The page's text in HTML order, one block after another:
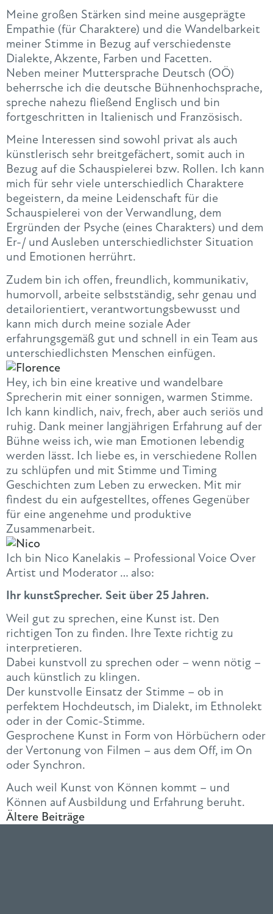
Meine großen Stärken sind meine ausgeprägte
Empathie (für Charaktere) und die Wandelbarkeit
meiner Stimme in Bezug auf verschiedenste
Dialekte, Akzente, Farben und Facetten.
Neben meiner Muttersprache Deutsch (OÖ)
beherrsche ich die deutsche Bühnenhochsprache,
spreche nahezu fließend Englisch und bin
fortgeschritten in Italienisch und Französisch.
Meine Interessen sind sowohl privat als auch
künstlerisch sehr breitgefächert, somit auch in
Bezug auf die Schauspielerei bzw. Rollen. Ich kann
mich für sehr viele unterschiedlich Charaktere
begeistern, da meine Leidenschaft für die
Schauspielerei von der Verwandlung, dem
Ergründen der Psyche (eines Charakters) und dem
Er-/ und Ausleben unterschiedlichster Situation
und Emotionen herrührt.
Zudem bin ich offen, freundlich, kommunikativ,
humorvoll, arbeite selbstständig, sehr genau und
detailorientiert, verantwortungsbewusst und
kann mich durch meine soziale Ader
erfahrungsgemäß gut und schnell in ein Team aus
unterschiedlichsten Menschen einfügen.
Hey, ich bin eine kreative und wandelbare
Sprecherin mit einer sonnigen, warmen Stimme.
Ich kann kindlich, naiv, frech, aber auch seriös und
ruhig. Dank meiner langjährigen Erfahrung auf der
Bühne weiss ich, wie man Emotionen lebendig
werden lässt. Ich liebe es, in verschiedene Rollen
zu schlüpfen und mit Stimme und Timing
Geschichten zum Leben zu erwecken. Mit mir
findest du ein aufgestelltes, offenes Gegenüber
für eine angenehme und produktive
Zusammenarbeit.
Ich bin Nico Kanelakis – Professional Voice Over
Artist und Moderator … also:
Ihr kunstSprecher. Seit über 25 Jahren.
Weil gut zu sprechen, eine Kunst ist. Den
richtigen Ton zu finden. Ihre Texte richtig zu
interpretieren.
Dabei kunstvoll zu sprechen oder – wenn nötig –
auch künstlich zu klingen.
Der kunstvolle Einsatz der Stimme – ob in
perfektem Hochdeutsch, im Dialekt, im Ethnolekt
oder in der Comic-Stimme.
Gesprochene Kunst in Form von Hörbüchern oder
der Vertonung von Filmen – aus dem Off, im On
oder Synchron.
Auch weil Kunst von Können kommt – und
Können auf Ausbildung und Erfahrung beruht.
Ältere Beiträge